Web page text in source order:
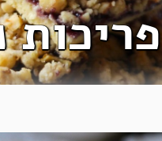
פריכות